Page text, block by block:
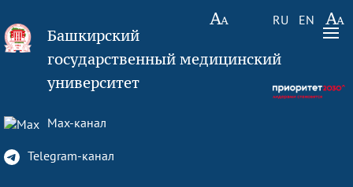
RU EN
Башкирский
государственный медицинский
университет
Max-канал
Telegram-канал